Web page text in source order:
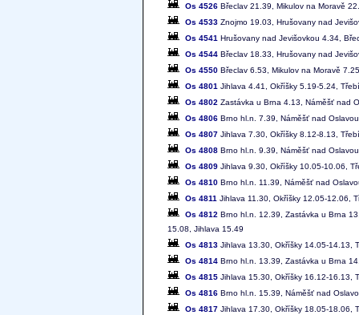
Os 4526 Břeclav 21.39, Mikulov na Moravě
Os 4533 Znojmo 19.03, Hrušovany nad
Os 4541 Hrušovany nad Jevišovkou 4.34,
Os 4544 Břeclav 18.33, Hrušovany nad
Os 4550 Břeclav 6.53, Mikulov na Moravě 7.25
Os 4801 Jihlava 4.41, Okříšky 5.19-5.24,
Os 4802 Zastávka u Brna 4.13, Náměšť nad
Os 4806 Brno hl.n. 7.39, Náměšť nad
Os 4807 Jihlava 7.30, Okříšky 8.12-8.13,
Os 4808 Brno hl.n. 9.39, Náměšť nad
Os 4809 Jihlava 9.30, Okříšky 10.05-10.06,
Os 4810 Brno hl.n. 11.39, Náměšť nad
Os 4811 Jihlava 11.30, Okříšky 12.05-12.06,
Os 4812 Brno hl.n. 12.39, Zastávka u Brna
15.08, Jihlava 15.49
Os 4813 Jihlava 13.30, Okříšky 14.05-14.13,
Os 4814 Brno hl.n. 13.39, Zastávka u Brna
Os 4815 Jihlava 15.30, Okříšky 16.12-16.13,
Os 4816 Brno hl.n. 15.39, Náměšť nad
Os 4817 Jihlava 17.30, Okříšky 18.05-18.06,